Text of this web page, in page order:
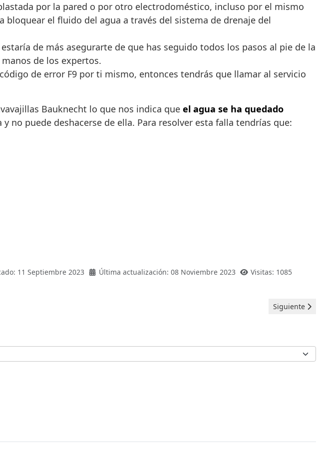
por la pared o por otro electrodoméstico, incluso por el mismo
el fluido del agua a través del sistema de drenaje del
de más asegurarte de que has seguido todos los pasos al pie de la
de los expertos.
de error F9 por ti mismo, entonces tendrás que llamar al servicio
Bauknecht lo que nos indica que el agua se ha quedado
no puede deshacerse de ella. Para resolver esta falla tendrías que:
11 Septiembre 2023 Última actualización: 08 Noviembre 2023 Visitas: 1085
Artículo
Siguiente